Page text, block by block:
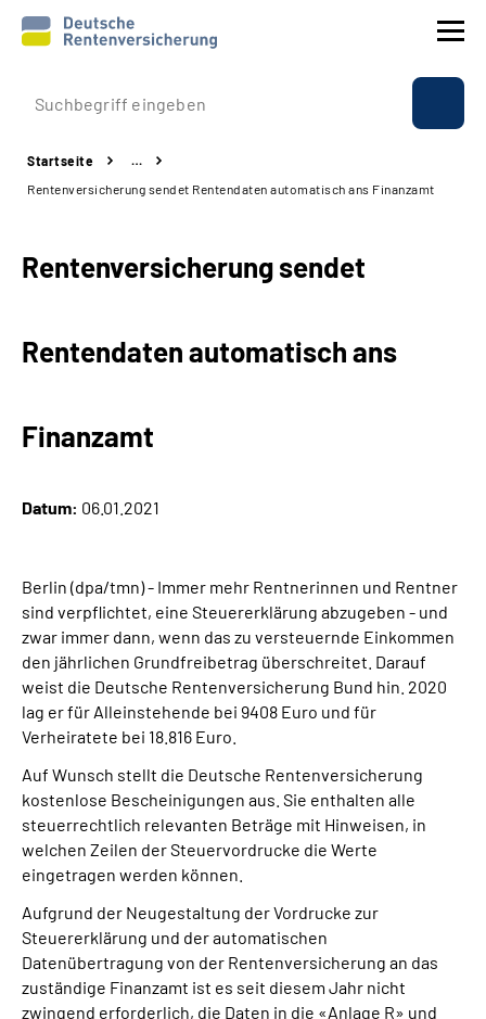
Prävention
Reha
Experten
Language
Inhalte in Gebärdensprache (DGS)
Leichte Sprache
Mein Kundenportal
Startseite
…
Rentenversicherung sendet Rentendaten automatisch ans Finanzamt
Rentenversicherung sendet
Rentendaten automatisch ans
Finanzamt
Datum: 06.01.2021
Berlin (dpa/tmn) - Immer mehr Rentnerinnen und Rentner
sind verpflichtet, eine Steuererklärung abzugeben - und
zwar immer dann, wenn das zu versteuernde Einkommen
den jährlichen Grundfreibetrag überschreitet. Darauf
weist die Deutsche Rentenversicherung Bund hin. 2020
lag er für Alleinstehende bei 9408 Euro und für
Verheiratete bei 18.816 Euro.
Auf Wunsch stellt die Deutsche Rentenversicherung
kostenlose Bescheinigungen aus. Sie enthalten alle
steuerrechtlich relevanten Beträge mit Hinweisen, in
welchen Zeilen der Steuervordrucke die Werte
eingetragen werden können.
Aufgrund der Neugestaltung der Vordrucke zur
Steuererklärung und der automatischen
Datenübertragung von der Rentenversicherung an das
zuständige Finanzamt ist es seit diesem Jahr nicht
zwingend erforderlich, die Daten in die «Anlage R» und